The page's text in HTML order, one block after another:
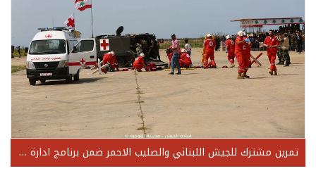
تمرين مشترك للجيش اللبناني والصليب الاحمر ضمن برنامج ادارة الكوارث في حامات